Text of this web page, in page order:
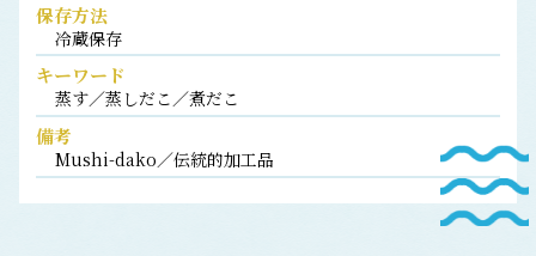
保存方法
冷蔵保存
キーワード
蒸す／蒸しだこ／煮だこ
備考
Mushi-dako／伝統的加工品